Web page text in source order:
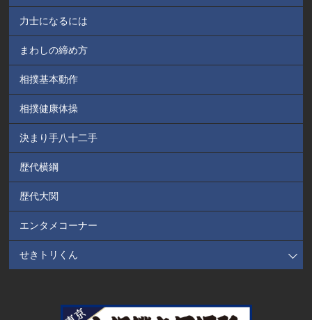
力士になるには
まわしの締め方
相撲基本動作
相撲健康体操
決まり手八十二手
歴代横綱
歴代大関
エンタメコーナー
せきトリくん